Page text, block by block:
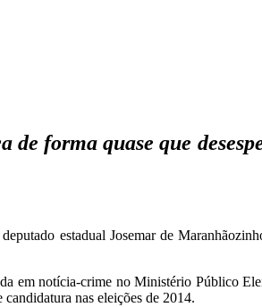
forma quase que
estadual Josemar de
em notícia-crime no Ministério Público
nas eleições de 2014.